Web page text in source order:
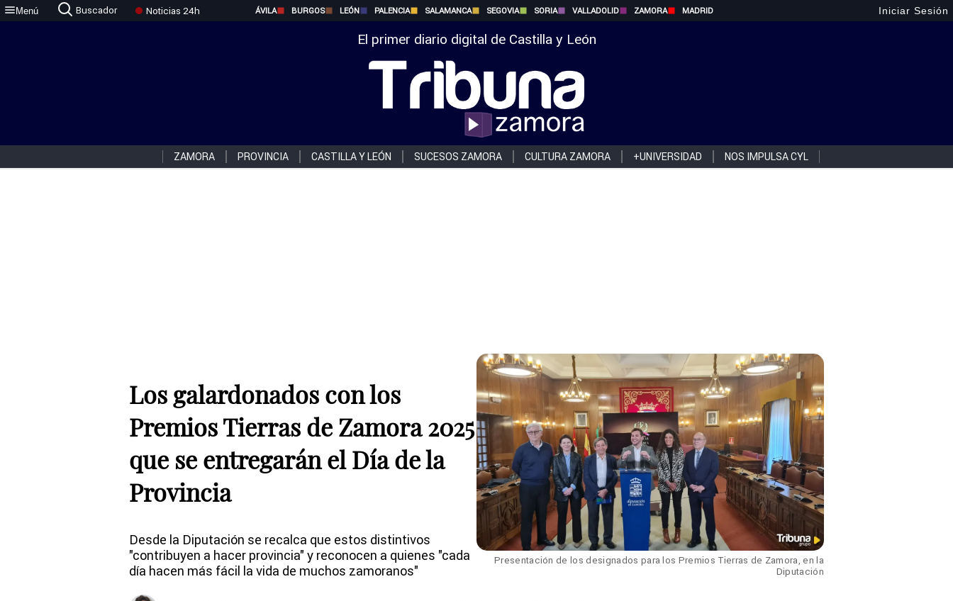
Menú Buscador Noticias 24h ÁVILA BURGOS LEÓN PALENCIA SALAMANCA SEGOVIA SORIA VALLADOLID ZAMORA MADRID Iniciar Sesión
El primer diario digital de Castilla y León
ZAMORA PROVINCIA CASTILLA Y LEÓN SUCESOS ZAMORA CULTURA ZAMORA +UNIVERSIDAD NOS IMPULSA CYL
Los galardonados con los
Premios Tierras de Zamora 2025
que se entregarán el Día de la
Provincia
Desde la Diputación se recalca que estos distintivos
"contribuyen a hacer provincia" y reconocen a quienes "cada
día hacen más fácil la vida de muchos zamoranos"
Presentación de los designados para los Premios Tierras de Zamora, en la
Diputación